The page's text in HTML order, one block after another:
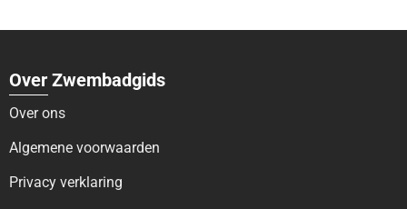
Over Zwembadgids
Over ons
Algemene voorwaarden
Privacy verklaring